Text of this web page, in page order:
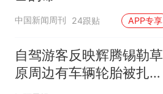
中国新闻周刊 24跟贴 APP专享
自驾游客反映辉腾锡勒草
原周边有车辆轮胎被扎，
修理店铺换胎价格高达千